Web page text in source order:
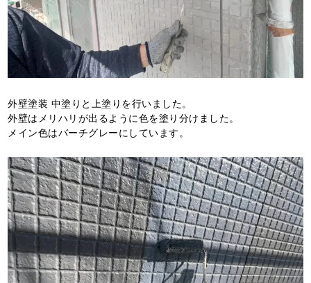
外壁塗装 中塗りと上塗りを行いました。
外壁はメリハリが出るように色を塗り分けました。
メイン色はバーチグレーにしています。